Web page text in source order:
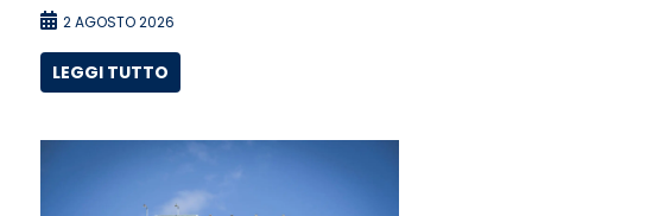
2 AGOSTO 2026
LEGGI TUTTO